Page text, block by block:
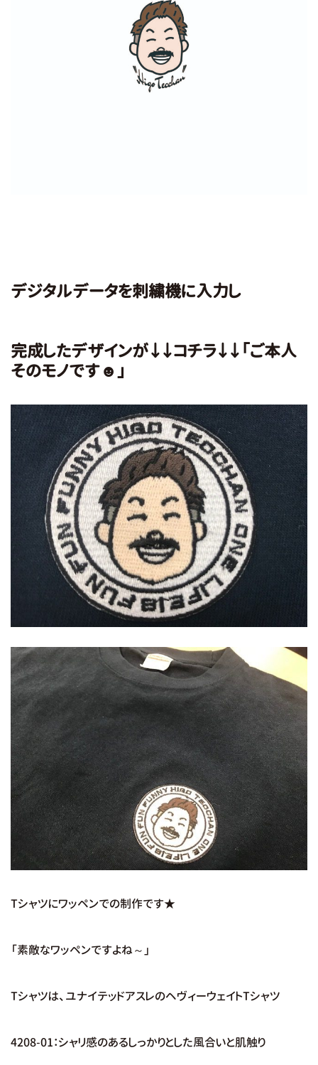
デジタルデータを刺繍機に入力し
完成したデザインが↓↓コチラ↓↓「ご本人
そのモノです☻」
Tシャツにワッペンでの制作です★
「素敵なワッペンですよね～」
Tシャツは、ユナイテッドアスレのヘヴィーウェイトTシャツ
4208-01：シャリ感のあるしっかりとした風合いと肌触り